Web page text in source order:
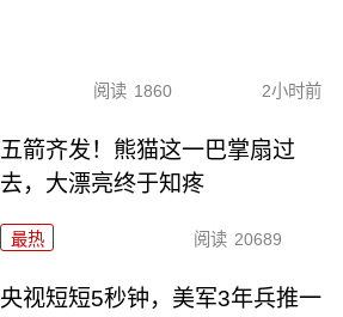
阅读 1860 2小时前
五箭齐发！熊猫这一巴掌扇过
去，大漂亮终于知疼
最热 阅读 20689
央视短短5秒钟，美军3年兵推一